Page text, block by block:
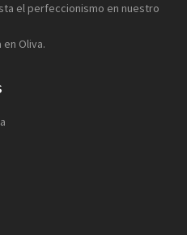
el perfeccionismo en nuestro
Oliva.